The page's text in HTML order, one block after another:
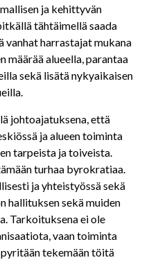
ja kehittyvän
tähtäimellä saada
vanhat harrastajat mukana
määrää alueella, parantaa
sekä lisätä nykyaikaisen
johtoajatuksena, että
ja alueen toiminta
tarpeista ja toiveista.
turhaa byrokratiaa.
ja yhteistyössä sekä
hallituksen sekä muiden
Tarkoituksena ei ole
vaan toiminta
tekemään töitä